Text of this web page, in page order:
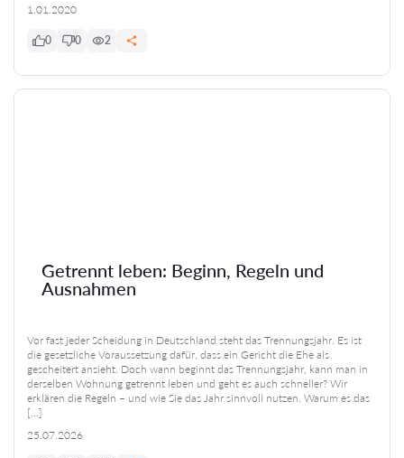
1.01.2020
0 0 2
Getrennt leben: Beginn, Regeln und
Ausnahmen
Vor fast jeder Scheidung in Deutschland steht das Trennungsjahr. Es ist
die gesetzliche Voraussetzung dafür, dass ein Gericht die Ehe als
gescheitert ansieht. Doch wann beginnt das Trennungsjahr, kann man in
derselben Wohnung getrennt leben und geht es auch schneller? Wir
erklären die Regeln – und wie Sie das Jahr sinnvoll nutzen. Warum es das
[…]
25.07.2026